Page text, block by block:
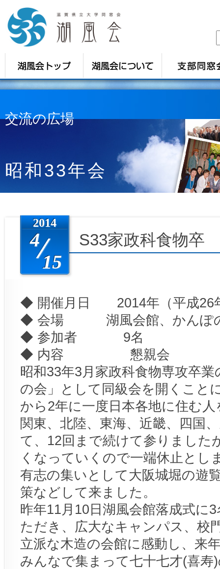
交流の広場
昭和33年会
2014
4
15
S33家政科食物卒
◆ 開催月日 2014年（平成26
◆ 会場 湖風会館、かんぽ
◆ 参加者 9名
◆ 内容 懇親会
昭和33年3月家政科食物専攻卒
の会」として同級会を開くこと
から2年に一度日本各地に住む
関東、北陸、東海、近畿、四国
て、12回まで続けて参りました
くなっていくので一端休止とし
有志の集いとして大阪城堀の遊
策などして来ました。
昨年11月10日湖風会館落成式に
ただき、広大なキャンパス、校
立派な木造の会館に感動し、来
みんなで集まって七十七才(喜寿